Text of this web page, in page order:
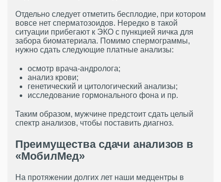
Отдельно следует отметить бесплодие, при котором
вовсе нет сперматозоидов. Нередко в такой
ситуации прибегают к ЭКО с пункцией яичка для
забора биоматериала. Помимо спермограммы,
нужно сдать следующие платные анализы:
осмотр врача-андролога;
анализ крови;
генетический и цитологический анализы;
исследование гормонального фона и пр.
Таким образом, мужчине предстоит сдать целый
спектр анализов, чтобы поставить диагноз.
Преимущества сдачи анализов в
«МобилМед»
На протяжении долгих лет наши медцентры в